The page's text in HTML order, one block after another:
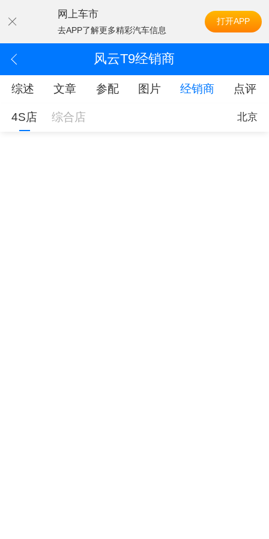
网上车市
去APP了解更多精彩汽车信息
打开APP
风云T9经销商
综述 文章 参配 图片 经销商 点评
4S店 综合店 北京